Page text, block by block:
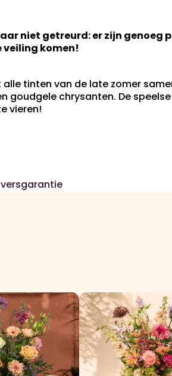
niet getreurd: er zijn
veiling komen!
tinten van de late zomer
goudgele chrysanten. De
vieren!